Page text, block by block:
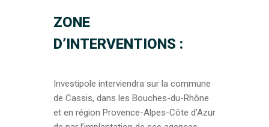
ZONE
D’INTERVENTIONS :
Investipole interviendra sur la commune
de Cassis, dans les Bouches-du-Rhône
et en région Provence-Alpes-Côte d’Azur